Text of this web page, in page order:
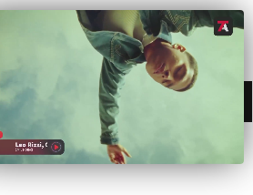
DEPORTES